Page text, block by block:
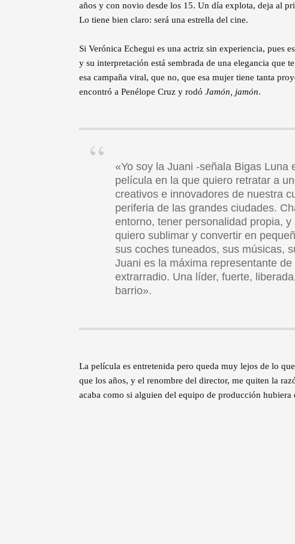
años y con novio desde los 15. Un día explota, deja al
Lo tiene bien claro: será una estrella del cine.
Si Verónica Echegui es una actriz sin experiencia, pues
y su interpretación está sembrada de una elegancia que
esa campaña viral, que no, que esa mujer tiene tanta
encontró a Penélope Cruz y rodó Jamón, jamón.
«Yo soy la Juani -señala Bigas Luna
película en la que quiero retratar a
creativos e innovadores de nuestra
periferia de las grandes ciudades.
entorno, tener personalidad propia,
quiero sublimar y convertir en
sus coches tuneados, sus músicas,
Juani es la máxima representante
extrarradio. Una líder, fuerte,
barrio».
La película es entretenida pero queda muy lejos de lo
que los años, y el renombre del director, me quiten la
acaba como si alguien del equipo de producción